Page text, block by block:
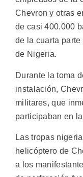
Chevron y otras
de casi 400.000
de la cuarta
de Nigeria.
Durante la toma
instalación,
militares, que
participaban en
Las tropas
helicóptero de
a los